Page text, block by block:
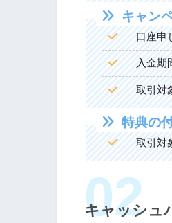
キャン
口座申
入金期
取引対
特典の
取引対
キャッシュ